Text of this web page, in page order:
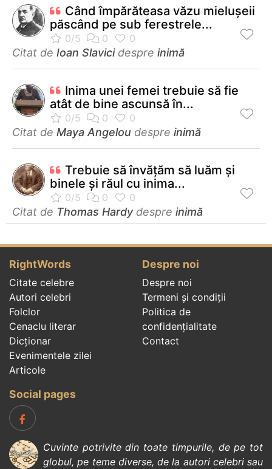
Când împărăteasa văzu mieluşeii
păscând pe sub ferestrele...
Citat de Ioan Slavicidespre inimă
Inima unei femei trebuie să fie
atât de bine ascunsă în...
Citat de Maya Angelou despre inimă
Trebuie să învăţăm să luăm şi
binele şi răul cu inima...
Citat de Thomas Hardydespre inimă
RightWords
Citate celebre
Autori celebri
Folclor
Cenaclu literar
Dicționar
Evenimentele zilei
Articole
Despre noi
Despre noi
Termeni și condiții
Politica de
confidenţialitate
Contact
Social pages
Cuvinte potrivite din toate timpurile, de pe tot
globul, pe teme diverse, de la autori celebrisau